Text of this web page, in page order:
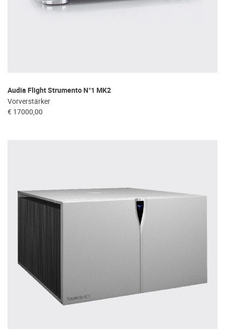
Audia Flight Strumento N°1 MK2
Vorverstärker
€ 17000,00